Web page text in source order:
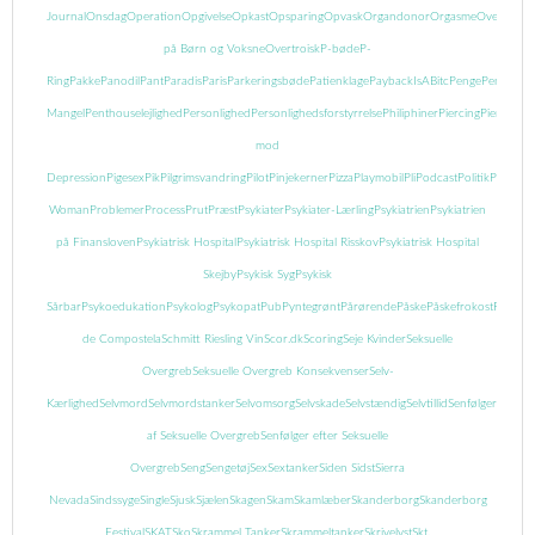
JournalOnsdagOperationOpgivelseOpkastOpsparingOpvaskOrgandonorOrgasmeOvergreb
på Børn og VoksneOvertroiskP-bødeP-
RingPakkePanodil PantParadisParisParkeringsbødePatienklagePaybackIsABitcPenge
Mangel Penthouselejlighed Personlighed PersonlighedsforstyrrelsePhiliphinerPiercingPiercing
mod
Depression PigesexPikPilgrimsvandringPilotPinjekernerPizza Playmobil PliPodcastPolitik
Woman ProblemerProcessPrutPræstPsykiaterPsykiater-LærlingPsykiatrien Psykiatrien
på Finansloven Psykiatrisk Hospital Psykiatrisk Hospital RisskovPsykiatrisk Hospital
SkejbyPsykisk SygPsykisk
SårbarPsykoedukation PsykologPsykopatPub PyntegrøntPårørendePåskePåskefrokostPædofili
de CompostelaSchmitt Riesling VinScor.dkScoringSeje KvinderSeksuelle
OvergrebSeksuelle Overgreb KonsekvenserSelv-
KærlighedSelvmordSelvmordstankerSelvomsorgSelvskadeSelvstændigSelvtillidSenfølger
af Seksuelle OvergrebSenfølger efter Seksuelle
OvergrebSengSengetøjSexSextankerSiden SidstSierra
NevadaSindssygeSingleSjuskSjælenSkagenSkamSkamlæberSkanderborgSkanderborg
Festival SKATSkoSkrammel TankerSkrammeltankerSkrivelystSkt.